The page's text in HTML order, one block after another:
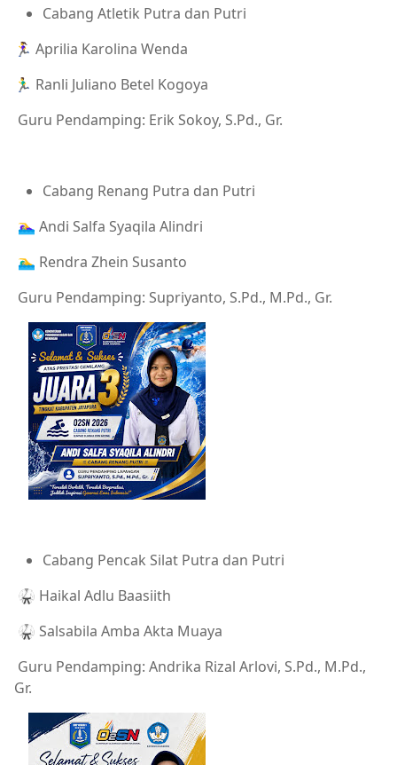
Cabang Atletik Putra dan Putri
🏃‍♀️ Aprilia Karolina Wenda
🏃‍♂️ Ranli Juliano Betel Kogoya
Guru Pendamping: Erik Sokoy, S.Pd., Gr.
Cabang Renang Putra dan Putri
🏊‍♀️ Andi Salfa Syaqila Alindri
🏊‍♂️ Rendra Zhein Susanto
Guru Pendamping: Supriyanto, S.Pd., M.Pd., Gr.
Cabang Pencak Silat Putra dan Putri
🥋 Haikal Adlu Baasiith
🥋 Salsabila Amba Akta Muaya
Guru Pendamping: Andrika Rizal Arlovi, S.Pd., M.Pd.,
Gr.